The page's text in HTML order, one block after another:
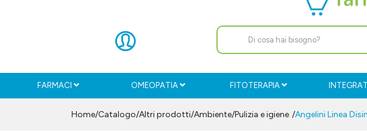
FARMACI OMEOPATIA FITOTERAPIA
Home Catalogo/Altri prodotti/Ambiente/Pulizia e igiene Angelini Linea